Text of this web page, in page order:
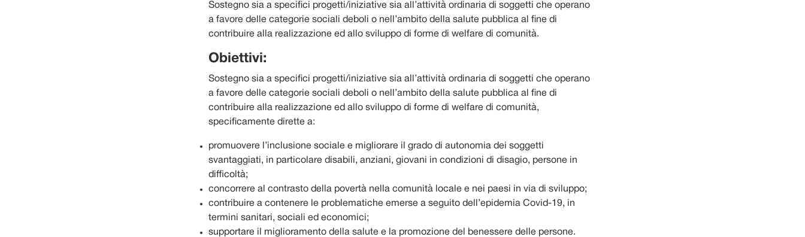
Sostegno sia a specifici progetti/iniziative sia all’attività ordinaria di soggetti che operano
a favore delle categorie sociali deboli o nell’ambito della salute pubblica al fine di
contribuire alla realizzazione ed allo sviluppo di forme di welfare di comunità.
Obiettivi:
Sostegno sia a specifici progetti/iniziative sia all’attività ordinaria di soggetti che operano
a favore delle categorie sociali deboli o nell’ambito della salute pubblica al fine di
contribuire alla realizzazione ed allo sviluppo di forme di welfare di comunità,
specificamente dirette a:
promuovere l’inclusione sociale e migliorare il grado di autonomia dei soggetti
svantaggiati, in particolare disabili, anziani, giovani in condizioni di disagio, persone in
difficoltà;
concorrere al contrasto della povertà nella comunità locale e nei paesi in via di sviluppo;
contribuire a contenere le problematiche emerse a seguito dell’epidemia Covid-19, in
termini sanitari, sociali ed economici;
supportare il miglioramento della salute e la promozione del benessere delle persone.